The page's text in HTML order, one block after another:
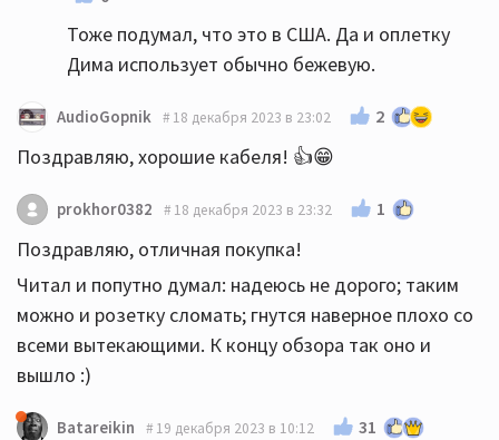
Тоже подумал, что это в США. Да и оплетку
Дима использует обычно бежевую.
AudioGopnik 18 декабря 2023 в 23:02 2
Поздравляю, хорошие кабеля! 👍😁
prokhor0382 18 декабря 2023 в 23:32 1
Поздравляю, отличная покупка!
Читал и попутно думал: надеюсь не дорого; таким
можно и розетку сломать; гнутся наверное плохо со
всеми вытекающими. К концу обзора так оно и
вышло :)
Batareikin 19 декабря 2023 в 10:12 31